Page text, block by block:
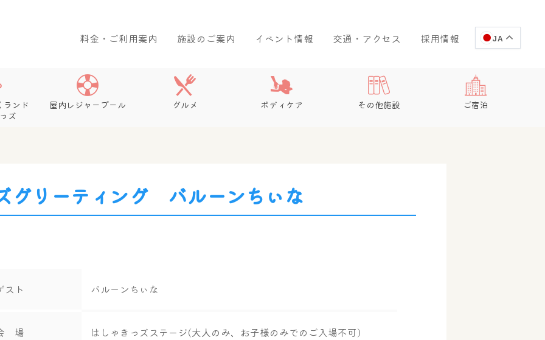
料金・ご利用案内 施設のご案内 イベント情報 交通・アクセス 採用情報 JA
ランド
ズ
屋内レジャープール グルメ ボディケア その他施設 ご宿泊
グリーティング バルーンちぃな
スト バルーンちぃな
場 はしゃきっズステージ(大人のみ、お子様のみでのご入場不可)